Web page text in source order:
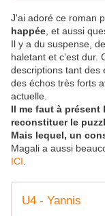
J'ai adoré ce roman
happée , et aussi
Il y a du suspense,
haletant et c’est dur.
descriptions tant des
des échos très forts
actuelle.
Il me faut à
reconstituer le
Mais lequel, un
Magali a aussi
ICI
U4 - Yannis